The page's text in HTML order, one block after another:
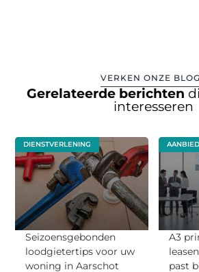
VERKEN ONZE
Gerelateerde berichten
interesseren
DIENSTVERLENING
Seizoensgebonden
loodgietertips voor uw
woning in Aarschot
A3
past